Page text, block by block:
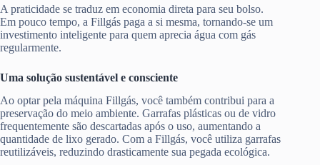
A praticidade se traduz em economia direta para seu bolso.
Em pouco tempo, a Fillgás paga a si mesma, tornando-se um
investimento inteligente para quem aprecia água com gás
regularmente.
Uma solução sustentável e consciente
Ao optar pela máquina Fillgás, você também contribui para a
preservação do meio ambiente. Garrafas plásticas ou de vidro
frequentemente são descartadas após o uso, aumentando a
quantidade de lixo gerado. Com a Fillgás, você utiliza garrafas
reutilizáveis, reduzindo drasticamente sua pegada ecológica.